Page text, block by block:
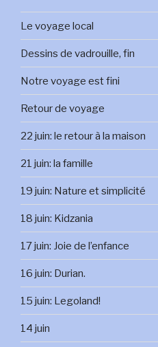
Le voyage local
Dessins de vadrouille, fin
Notre voyage est fini
Retour de voyage
22 juin: le retour à la maison
21 juin: la famille
19 juin: Nature et simplicité
18 juin: Kidzania
17 juin: Joie de l’enfance
16 juin: Durian.
15 juin: Legoland!
14 juin